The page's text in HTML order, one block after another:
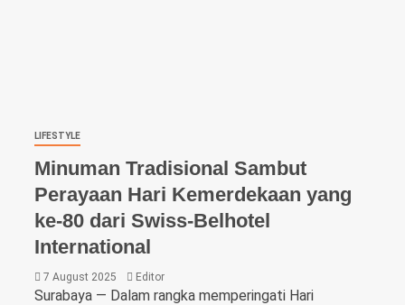
LIFESTYLE
Minuman Tradisional Sambut
Perayaan Hari Kemerdekaan yang
ke-80 dari Swiss-Belhotel
International
7 August 2025 Editor
Surabaya — Dalam rangka memperingati Hari